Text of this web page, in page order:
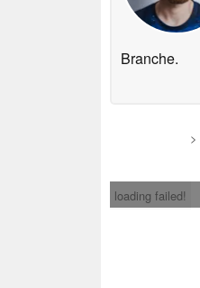
Branche.
>
loading failed!